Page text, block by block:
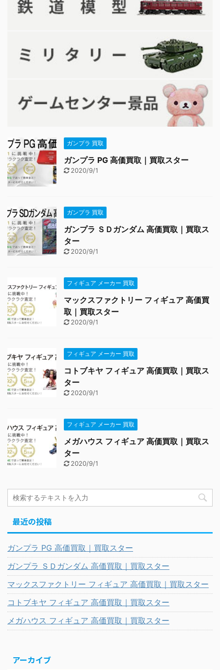
ガンプラ 買取
ガンプラ PG 高価買取｜買取スター
2020/9/1
ガンプラ 買取
ガンプラ ＳＤガンダム 高価買取｜買取ス
ター
2020/9/1
フィギュア メーカー 買取
マックスファクトリー フィギュア 高価買
取｜買取スター
2020/9/1
フィギュア メーカー 買取
コトブキヤ フィギュア 高価買取｜買取ス
ター
2020/9/1
フィギュア メーカー 買取
メガハウス フィギュア 高価買取｜買取ス
ター
2020/9/1
最近の投稿
ガンプラ PG 高価買取｜買取スター
ガンプラ ＳＤガンダム 高価買取｜買取スター
マックスファクトリー フィギュア 高価買取｜買取スター
コトブキヤ フィギュア 高価買取｜買取スター
メガハウス フィギュア 高価買取｜買取スター
アーカイブ